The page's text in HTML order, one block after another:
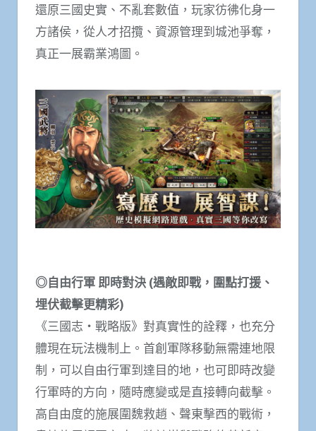
還原三國史實、不亂套數值，玩家彷彿化身一
方諸侯，從人才招攬、資源管理到城池爭奪，
真正一展霸業鴻圖。
◎自由行軍 即時對決 (遇敵即戰，圍點打援、
埋伏截擊更精彩)
《三國志・戰略版》對真實性的詮釋，也充分
體現在玩法機制上。首創軍隊移動無需連地限
制，可以自由行軍到達目的地，也可即時改變
行軍時的方向，隨時應變或是直接轉向截擊。
高自由度的施展圍魏救趙、聲東擊西的戰術，